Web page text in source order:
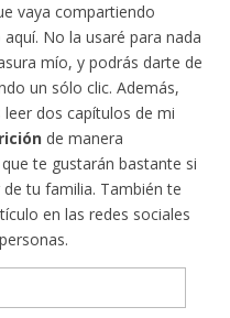
vaya compartiendo
No la usaré para nada
mío, y podrás darte de
un sólo clic. Además,
dos capítulos de mi
de manera
te gustarán bastante si
tu familia. También te
en las redes sociales